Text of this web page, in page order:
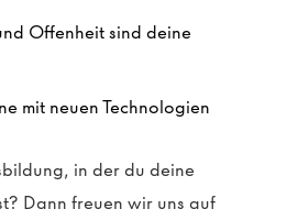
Offenheit sind deine
mit neuen Technologien
in der du deine
Dann freuen wir uns auf